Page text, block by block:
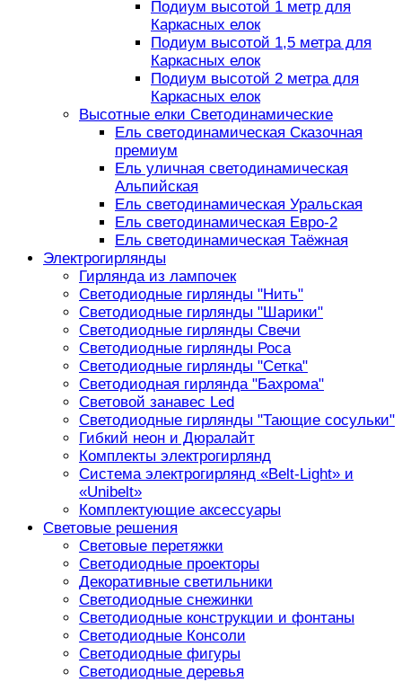
Подиум высотой 1 метр для
Каркасных елок
Подиум высотой 1,5 метра для
Каркасных елок
Подиум высотой 2 метра для
Каркасных елок
Высотные елки Светодинамические
Ель светодинамическая Сказочная
премиум
Ель уличная светодинамическая
Альпийская
Ель светодинамическая Уральская
Ель светодинамическая Евро-2
Ель светодинамическая Таёжная
Электрогирлянды
Гирлянда из лампочек
Светодиодные гирлянды "Нить"
Светодиодные гирлянды "Шарики"
Светодиодные гирлянды Свечи
Светодиодные гирлянды Роса
Светодиодные гирлянды "Сетка"
Светодиодная гирлянда "Бахрома"
Световой занавес Led
Светодиодные гирлянды "Тающие сосульки"
Гибкий неон и Дюралайт
Комплекты электрогирлянд
Система электрогирлянд «Belt-Light» и
«Unibelt»
Комплектующие аксессуары
Световые решения
Световые перетяжки
Светодиодные проекторы
Декоративные светильники
Светодиодные снежинки
Светодиодные конструкции и фонтаны
Светодиодные Консоли
Светодиодные фигуры
Светодиодные деревья